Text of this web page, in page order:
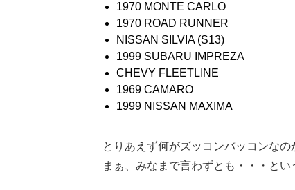
1970 MONTE CARLO
1970 ROAD RUNNER
NISSAN SILVIA (S13)
1999 SUBARU IMPREZA
CHEVY FLEETLINE
1969 CAMARO
1999 NISSAN MAXIMA
とりあえず何がズッコンバッコンなの
まぁ、みなまで言わずとも・・・と